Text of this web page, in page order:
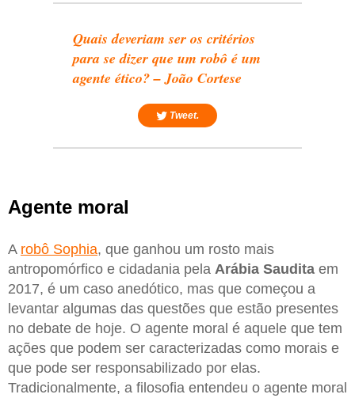
Quais deveriam ser os critérios
para se dizer que um robô é um
agente ético? – João Cortese
Tweet.
Agente moral
A robô Sophia, que ganhou um rosto mais
antropomórfico e cidadania pela Arábia Saudita em
2017, é um caso anedótico, mas que começou a
levantar algumas das questões que estão presentes
no debate de hoje. O agente moral é aquele que tem
ações que podem ser caracterizadas como morais e
que pode ser responsabilizado por elas.
Tradicionalmente, a filosofia entendeu o agente moral